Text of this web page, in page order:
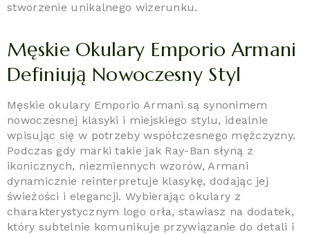
stworzenie unikalnego wizerunku.
Męskie Okulary Emporio Armani
Definiują Nowoczesny Styl
Męskie okulary Emporio Armani są synonimem
nowoczesnej klasyki i miejskiego stylu, idealnie
wpisując się w potrzeby współczesnego mężczyzny.
Podczas gdy marki takie jak Ray-Ban słyną z
ikonicznych, niezmiennych wzorów, Armani
dynamicznie reinterpretuje klasykę, dodając jej
świeżości i elegancji. Wybierając okulary z
charakterystycznym logo orła, stawiasz na dodatek,
który subtelnie komunikuje przywiązanie do detali i